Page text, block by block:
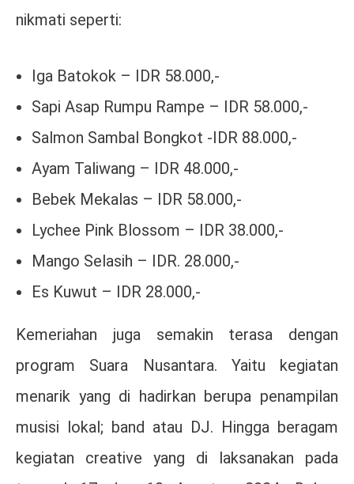
nikmati seperti:
Iga Batokok – IDR 58.000,-
Sapi Asap Rumpu Rampe – IDR 58.000,-
Salmon Sambal Bongkot -IDR 88.000,-
Ayam Taliwang – IDR 48.000,-
Bebek Mekalas – IDR 58.000,-
Lychee Pink Blossom – IDR 38.000,-
Mango Selasih – IDR. 28.000,-
Es Kuwut – IDR 28.000,-
Kemeriahan juga semakin terasa dengan
program Suara Nusantara. Yaitu kegiatan
menarik yang di hadirkan berupa penampilan
musisi lokal; band atau DJ. Hingga beragam
kegiatan creative yang di laksanakan pada